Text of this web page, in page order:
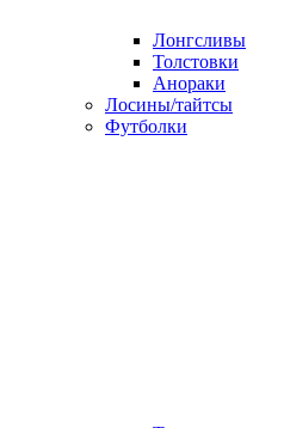
Лонгсливы
Толстовки
Анораки
Лосины/тайтсы
Футболки